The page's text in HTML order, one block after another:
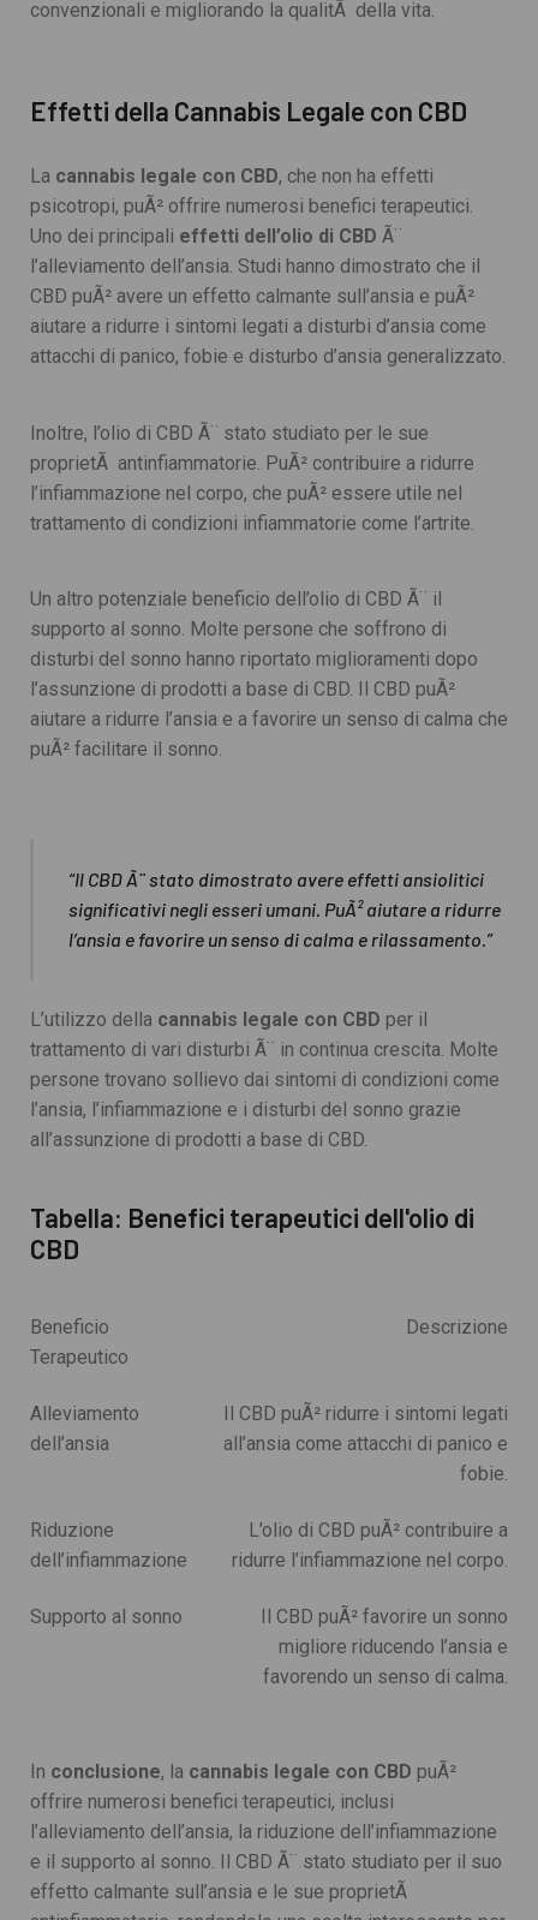
convenzionali e migliorando la qualitÃ della vita.
Effetti della Cannabis Legale con CBD
La cannabis legale con CBD, che non ha effetti
psicotropi, puÃ² offrire numerosi benefici terapeutici.
Uno dei principali effetti dell’olio di CBD Ã¨
l’alleviamento dell’ansia. Studi hanno dimostrato che il
CBD puÃ² avere un effetto calmante sull’ansia e puÃ²
aiutare a ridurre i sintomi legati a disturbi d’ansia come
attacchi di panico, fobie e disturbo d’ansia generalizzato.
Inoltre, l’olio di CBD Ã¨ stato studiato per le sue
proprietÃ antinfiammatorie. PuÃ² contribuire a ridurre
l’infiammazione nel corpo, che puÃ² essere utile nel
trattamento di condizioni infiammatorie come l’artrite.
Un altro potenziale beneficio dell’olio di CBD Ã¨ il
supporto al sonno. Molte persone che soffrono di
disturbi del sonno hanno riportato miglioramenti dopo
l’assunzione di prodotti a base di CBD. Il CBD puÃ²
aiutare a ridurre l’ansia e a favorire un senso di calma che
puÃ² facilitare il sonno.
“Il CBD Ã¨ stato dimostrato avere effetti ansiolitici
significativi negli esseri umani. PuÃ² aiutare a ridurre
l’ansia e favorire un senso di calma e rilassamento.”
L’utilizzo della cannabis legale con CBD per il
trattamento di vari disturbi Ã¨ in continua crescita. Molte
persone trovano sollievo dai sintomi di condizioni come
l’ansia, l’infiammazione e i disturbi del sonno grazie
all’assunzione di prodotti a base di CBD.
Tabella: Benefici terapeutici dell'olio di
CBD
Beneficio
Terapeutico
Descrizione
Alleviamento
dell’ansia
Il CBD puÃ² ridurre i sintomi legati
all’ansia come attacchi di panico e
fobie.
Riduzione
dell’infiammazione
L’olio di CBD puÃ² contribuire a
ridurre l’infiammazione nel corpo.
Supporto al sonno
Il CBD puÃ² favorire un sonno
migliore riducendo l’ansia e
favorendo un senso di calma.
In conclusione, la cannabis legale con CBD puÃ²
offrire numerosi benefici terapeutici, inclusi
l’alleviamento dell’ansia, la riduzione dell’infiammazione
e il supporto al sonno. Il CBD Ã¨ stato studiato per il suo
effetto calmante sull’ansia e le sue proprietÃ